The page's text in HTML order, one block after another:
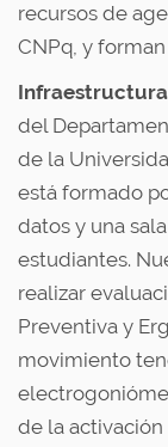
recursos de
CNPq, y
del
de la
está formado
datos y una
estudiantes.
realizar
Preventiva y
movimiento
de la